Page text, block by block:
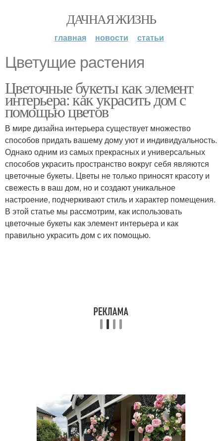
ДАЧНАЯ ЖИЗНЬ
главная новости статьи
Цветущие растения
Цветочные букеты как элемент
интерьера: как украсить дом с
помощью цветов
В мире дизайна интерьера существует множество
способов придать вашему дому уют и индивидуальность.
Однако одним из самых прекрасных и универсальных
способов украсить пространство вокруг себя являются
цветочные букеты. Цветы не только приносят красоту и
свежесть в ваш дом, но и создают уникальное
настроение, подчеркивают стиль и характер помещения.
В этой статье мы рассмотрим, как использовать
цветочные букеты как элемент интерьера и как
правильно украсить дом с их помощью.